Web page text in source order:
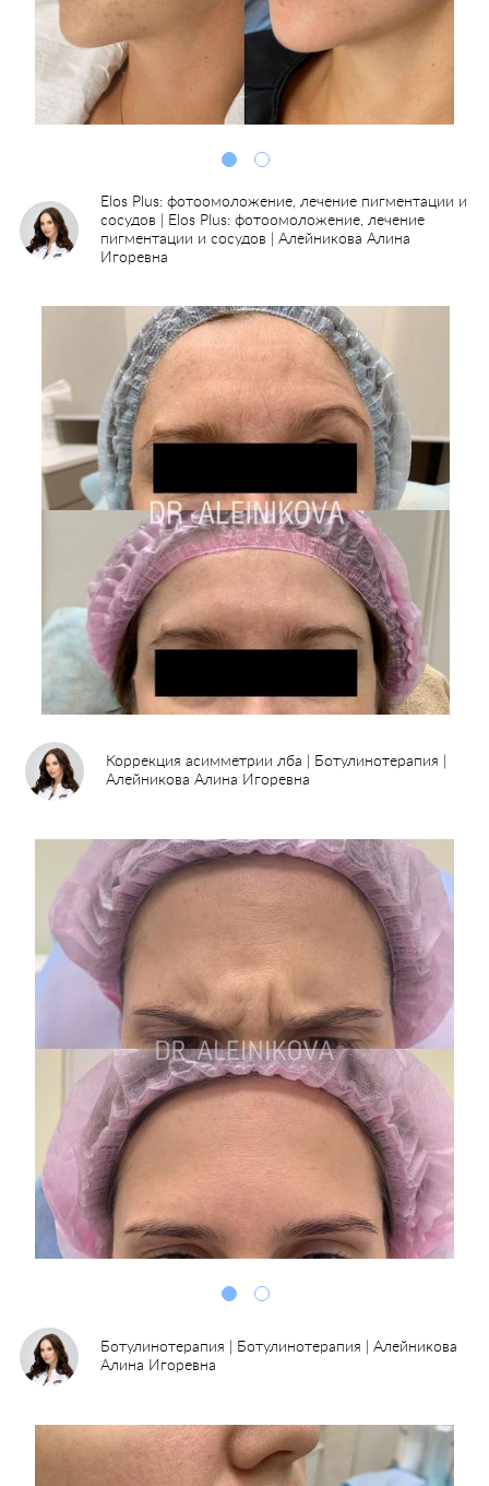
Elos Plus: фотоомоложение, лечение пигментации и
сосудов | Elos Plus: фотоомоложение, лечение
пигментации и сосудов | Алейникова Алина
Игоревна
Коррекция асимметрии лба | Ботулинотерапия |
Алейникова Алина Игоревна
Ботулинотерапия | Ботулинотерапия | Алейникова
Алина Игоревна